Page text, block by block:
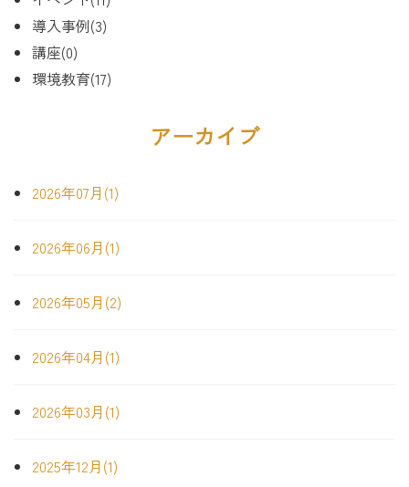
導入事例(3)
講座(0)
環境教育(17)
アーカイブ
2026年07月(1)
2026年06月(1)
2026年05月(2)
2026年04月(1)
2026年03月(1)
2025年12月(1)